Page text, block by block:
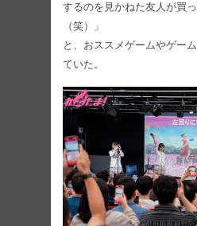
するのを見かねた友人が買
（笑）」
と、おススメゲームやゲー
ていた。